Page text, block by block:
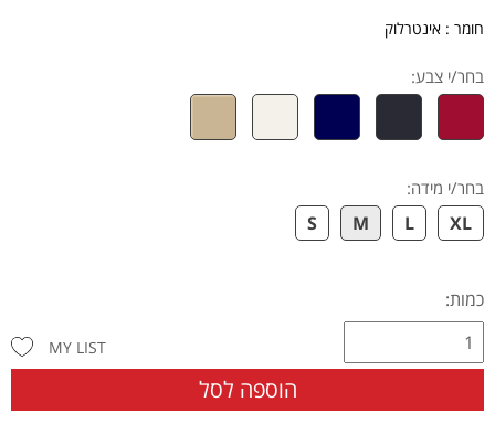
חומר : אינטרלוק
בחר/י צבע:
בחר/י מידה:
XL
L
M
S
כמות:
הוספה לסל
MY LIST